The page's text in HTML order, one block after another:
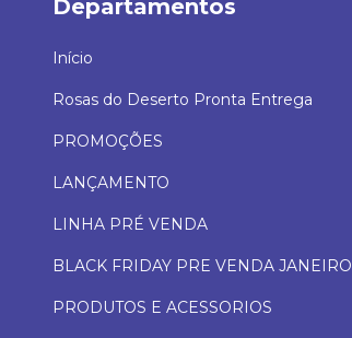
Departamentos
Início
Rosas do Deserto Pronta Entrega
PROMOÇÕES
LANÇAMENTO
LINHA PRÉ VENDA
BLACK FRIDAY PRE VENDA JANEIRO
PRODUTOS E ACESSORIOS